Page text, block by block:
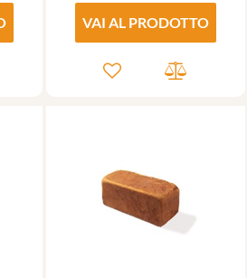
VAI AL PRODOTTO